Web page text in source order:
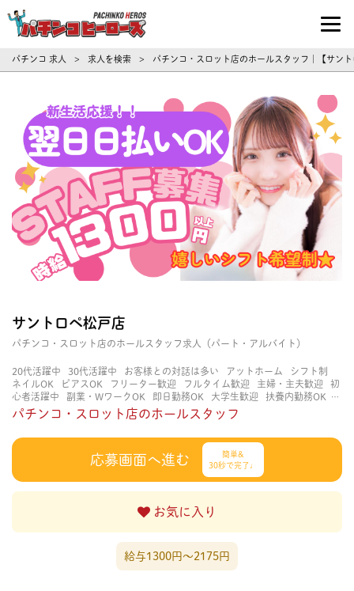
パチンコ求人・転職ならパチンコヒーロ
パチンコ 求人 > 求人を検索 > パチンコ・スロット店のホールスタッフ｜【サ
サントロペ松戸店
パチンコ・スロット店のホールスタッフ求人（パート・アルバイト）
20代活躍中 30代活躍中 お客様との対話は多い アットホーム
シフト制
ネイルOK
ピアスOK フリーター歓迎 フルタイム歓迎 主婦・主夫歓迎
初
心者活躍中
副業・WワークOK 即日勤務OK 大学生歓迎
扶養内勤務OK
未経験・初心者OK
知識・経験不要 経験者・有資格者歓迎
な職場
週4日以上OK 長く働ける 長期歓迎
パチンコ・スロット店のホールスタッフ
応募画面へ進む
簡単&
30秒で完了♩
お気に入り
給与1300円〜2175円